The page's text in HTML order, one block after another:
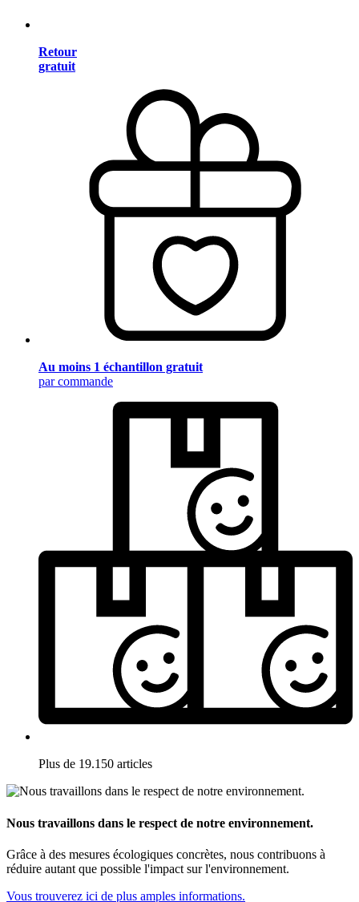
Retour
gratuit
Au moins 1 échantillon gratuit
par commande
Plus de 19.150 articles
Nous travaillons dans le respect de notre environnement.
Grâce à des mesures écologiques concrètes, nous contribuons à
réduire autant que possible l'impact sur l'environnement.
Vous trouverez ici de plus amples informations.